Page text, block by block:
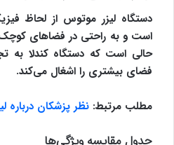
دستگاه لیزر موتوس از لحاظ
است و به راحتی در فضاهای کوچک
حالی است که دستگاه کندلا به
فضای بیشتری را اشغال می‌کند.
مطلب مرتبط: نظر پزشکان درباره
جدول مقایسه ویژگی‌ها